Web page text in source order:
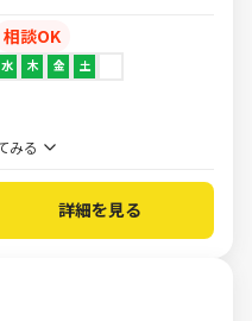
相談OK
水 木 金 土
みる
詳細を見る